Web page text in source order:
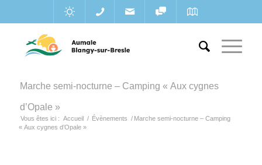
Marche semi-nocturne – Camping « Aux cygnes
d’Opale »
Vous êtes ici : Accueil / Évènements / Marche semi-nocturne – Camping
« Aux cygnes d’Opale »